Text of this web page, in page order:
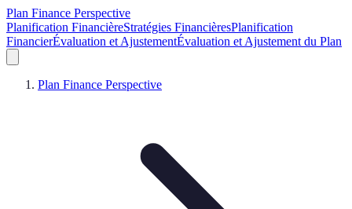
Plan Finance Perspective
Planification FinancièreStratégies FinancièresPlanification
FinancierÉvaluation et AjustementÉvaluation et Ajustement du Plan
Plan Finance Perspective